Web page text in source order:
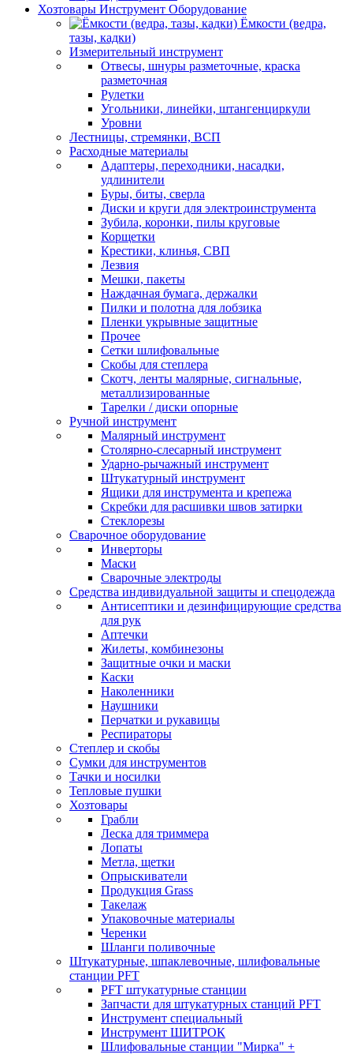
Хозтовары Инструмент Оборудование
Ёмкости (ведра,
тазы, кадки)
Измерительный инструмент
Отвесы, шнуры разметочные, краска
разметочная
Рулетки
Угольники, линейки, штангенциркули
Уровни
Лестницы, стремянки, ВСП
Расходные материалы
Адаптеры, переходники, насадки,
удлинители
Буры, биты, сверла
Диски и круги для электроинструмента
Зубила, коронки, пилы круговые
Корщетки
Крестики, клинья, СВП
Лезвия
Мешки, пакеты
Наждачная бумага, держалки
Пилки и полотна для лобзика
Пленки укрывные защитные
Прочее
Сетки шлифовальные
Скобы для степлера
Скотч, ленты малярные, сигнальные,
металлизированные
Тарелки / диски опорные
Ручной инструмент
Малярный инструмент
Столярно-слесарный инструмент
Ударно-рычажный инструмент
Штукатурный инструмент
Ящики для инструмента и крепежа
Скребки для расшивки швов затирки
Стеклорезы
Сварочное оборудование
Инверторы
Маски
Сварочные электроды
Средства индивидуальной защиты и спецодежда
Антисептики и дезинфицирующие средства
для рук
Аптечки
Жилеты, комбинезоны
Защитные очки и маски
Каски
Наколенники
Наушники
Перчатки и рукавицы
Респираторы
Степлер и скобы
Сумки для инструментов
Тачки и носилки
Тепловые пушки
Хозтовары
Грабли
Леска для триммера
Лопаты
Метла, щетки
Опрыскиватели
Продукция Grass
Такелаж
Упаковочные материалы
Черенки
Шланги поливочные
Штукатурные, шпаклевочные, шлифовальные
станции PFT
PFT штукатурные станции
Запчасти для штукатурных станций PFT
Инструмент специальный
Инструмент ШИТРОК
Шлифовальные станции "Мирка" +